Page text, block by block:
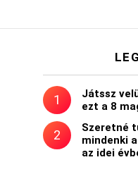
Játssz
ezt a 8
Szeretné
mindenki
az idei